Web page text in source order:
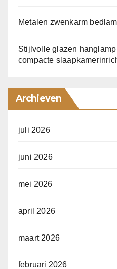
Metalen zwenkarm
Stijlvolle glazen
compacte
Archieven
juli 2026
juni 2026
mei 2026
april 2026
maart 2026
februari 2026